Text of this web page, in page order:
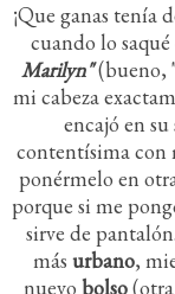
¡Que ganas tenía
cuando lo
Marilyn"(bueno,
mi cabeza
encajó en
contentísima con
ponérmelo en
porque si me
sirve de
más urbano,
nuevo bolso(otra